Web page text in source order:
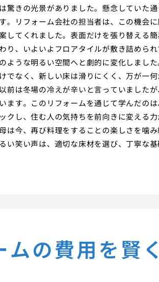
驚きの光景がありました。懸念していた
。リフォーム会社の担当者は、この機会
してくれました。表面だけを張り替える
り、いよいよフロアタイルが敷き詰めら
ような明るい空間へと劇的に変化しまし
でなく、新しい床は滑りにくく、万が一
前は冬場の冷えが辛いと言っていました
ます。このリフォームを通じて学んだの
クし、住む人の気持ちを前向きに変える
は今、再び料理をすることの楽しさを噛
い笑い声は、適切な床材を選び、丁寧な
ムの費用を賢